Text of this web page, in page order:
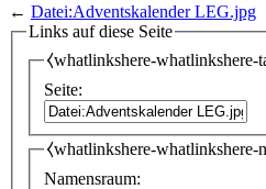
← Datei:Adventskalender LEG.jpg
Links auf diese Seite
⧼whatlinkshere-whatlinkshere-
Seite:
⧼whatlinkshere-whatlinkshere-
Namensraum: